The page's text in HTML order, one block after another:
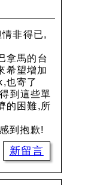
非得已,
拿馬的台
希望增加
也寄了
到這些單
的困難,所
到抱歉!
新留言